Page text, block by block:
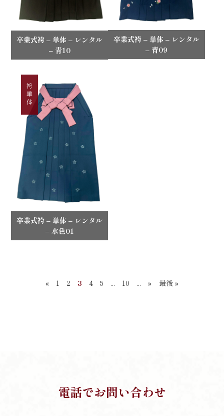
卒業式袴 – 単体 – レンタル
– 青10
卒業式袴 – 単体 – レンタル
– 青09
袴単体
卒業式袴 – 単体 – レンタル
– 水色01
« 1 2 3 4 5 ... 10 ... » 最後 »
電話でお問い合わせ